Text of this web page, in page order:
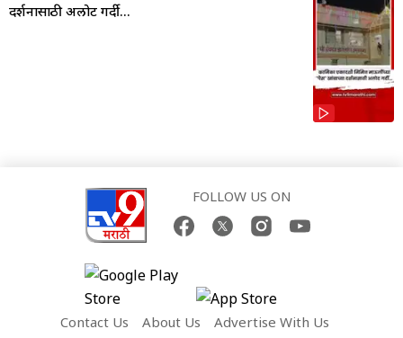
दर्शनासाठी अलोट गर्दी...
FOLLOW US ON
Contact Us About Us
Advertise With Us